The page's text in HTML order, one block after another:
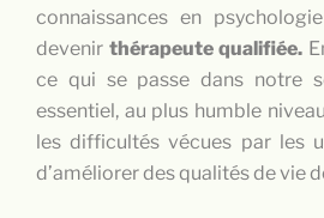
connaissances en
devenir thérapeute qualifiée.
ce qui se passe dans notre
essentiel, au plus humble
les difficultés vécues par les
d’améliorer des qualités de vie